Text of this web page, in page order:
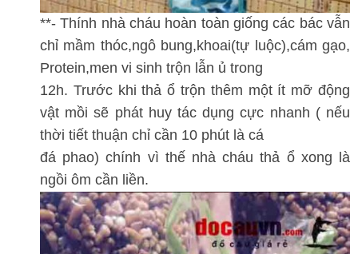
**- Thính nhà cháu hoàn toàn giống các bác vẫn
chỉ mầm thóc,ngô bung,khoai(tự luộc),cám gạo,
Protein,men vi sinh trộn lẫn ủ trong
12h. Trước khi thả ổ trộn thêm một ít mỡ động
vật mồi sẽ phát huy tác dụng cực nhanh ( nếu
thời tiết thuận chỉ cần 10 phút là cá
đá phao) chính vì thế nhà cháu thả ổ xong là
ngồi ôm cần liền.